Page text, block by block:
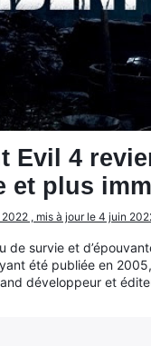
Evil 4
et plus
, mis à jour le 4 juin
de survie et
été publiée en
développeur et